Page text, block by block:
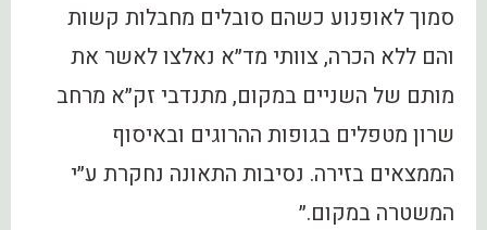
סמוך לאופנוע כשהם סובלים מחבלות קשות
והם ללא הכרה, צוותי מד״א נאלצו לאשר את
מותם של השניים במקום, מתנדבי זק״א מרחב
שרון מטפלים בגופות ההרוגים ובאיסוף
הממצאים בזירה. נסיבות התאונה נחקרת ע״י
המשטרה במקום.״